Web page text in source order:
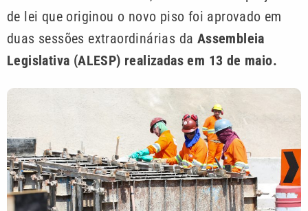
de lei que originou o novo piso foi aprovado em
duas sessões extraordinárias da Assembleia
Legislativa (ALESP) realizadas em 13 de maio.